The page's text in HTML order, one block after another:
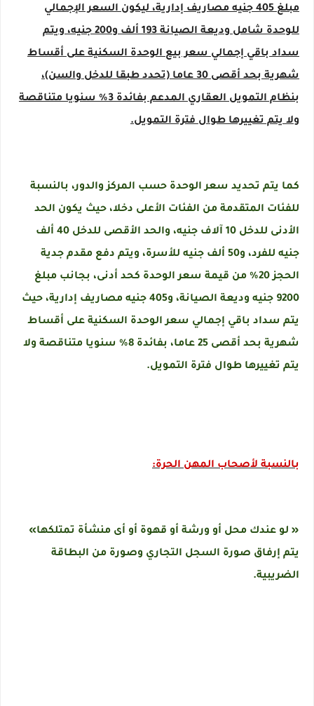
مبلغ 405 جنيه مصاريف إدارية، ليكون السعر الإجمالي
للوحدة شامل وديعة الصيانة 193 ألف و200 جنيه، ويتم
سداد باقي إجمالي سعر بيع الوحدة السكنية على أقساط
شهرية بحد أقصى 30 عاما (تحدد طبقا للدخل والسن)،
بنظام التمويل العقاري المدعم بفائدة 3% سنويا متناقصة
ولا يتم تغييرها طوال فترة التمويل.
كما يتم تحديد سعر الوحدة حسب المركز والدور، بالنسبة
للفئات المتقدمة من الفئات الأعلى دخلا، حيث يكون الحد
الأدنى للدخل 10 آلاف جنيه، والحد الأقصى للدخل 40 ألف
جنيه للفرد، و50 ألف جنيه للأسرة، ويتم دفع مقدم جدية
الحجز 20% من قيمة سعر الوحدة كحد أدنى، بجانب مبلغ
9200 جنيه وديعة الصيانة، و405 جنيه مصاريف إدارية، حيث
يتم سداد باقي إجمالي سعر الوحدة السكنية على أقساط
شهرية بحد أقصى 25 عاما، بفائدة 8% سنويا متناقصة ولا
يتم تغييرها طوال فترة التمويل.
بالنسبة لأصحاب المهن الحرة:
« لو عندك محل أو ورشة أو قهوة أو أى منشأة تمتلكها»
يتم إرفاق صورة السجل التجاري وصورة من البطاقة
الضريبية.